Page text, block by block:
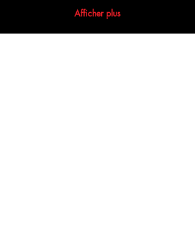
Afficher plus